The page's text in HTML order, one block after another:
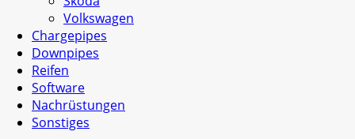
Volkswagen
Chargepipes
Downpipes
Reifen
Software
Nachrüstungen
Sonstiges